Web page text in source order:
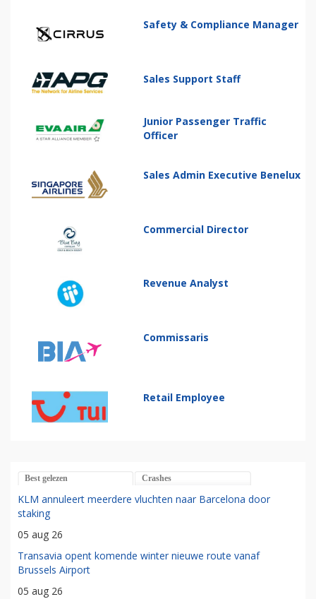
Safety & Compliance Manager
Sales Support Staff
Junior Passenger Traffic
Officer
Sales Admin Executive Benelux
Commercial Director
Revenue Analyst
Commissaris
Retail Employee
Best gelezen Crashes
KLM annuleert meerdere vluchten naar Barcelona door
staking
05 aug 26
Transavia opent komende winter nieuwe route vanaf
Brussels Airport
05 aug 26